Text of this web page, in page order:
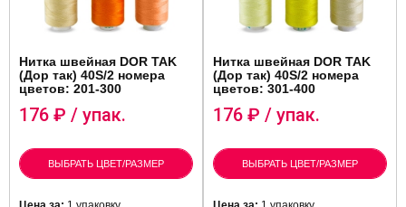
Нитка швейная DOR TAK
(Дор так) 40S/2 номера
цветов: 201-300
176 ₽ / упак.
ВЫБРАТЬ ЦВЕТ/РАЗМЕР
Нитка швейная DOR TAK
(Дор так) 40S/2 номера
цветов: 301-400
176 ₽ / упак.
ВЫБРАТЬ ЦВЕТ/РАЗМЕР